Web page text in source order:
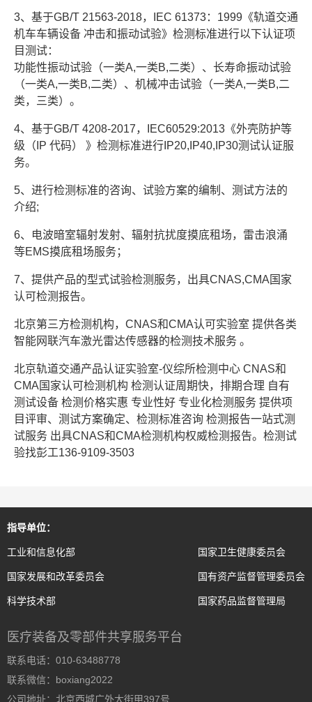
3、基于GB/T 21563-2018，IEC 61373：1999《轨道交通
机车车辆设备 冲击和振动试验》检测标准进行以下认证项
目测试：
功能性振动试验（一类A,一类B,二类）、长寿命振动试验
（一类A,一类B,二类）、机械冲击试验（一类A,一类B,二
类，三类）。
4、基于GB/T 4208-2017，IEC60529:2013《外壳防护等
级（IP 代码） 》检测标准进行IP20,IP40,IP30测试认证服
务。
5、进行检测标准的咨询、试验方案的编制、测试方法的
介绍;
6、电波暗室辐射发射、辐射抗扰度摸底租场，雷击浪涌
等EMS摸底租场服务；
7、提供产品的型式试验检测服务，出具CNAS,CMA国家
认可检测报告。
北京第三方检测机构，CNAS和CMA认可实验室 提供各类
智能网联汽车激光雷达传感器的检测技术服务 。
北京轨道交通产品认证实验室-仪综所检测中心 CNAS和
CMA国家认可检测机构 检测认证周期快，排期合理 自有
测试设备 检测价格实惠 专业性好 专业化检测服务 提供项
目评审、测试方案确定、检测标准咨询 检测报告一站式测
试服务 出具CNAS和CMA检测机构权威检测报告。检测试
验找彭工136-9109-3503
指导单位：
工业和信息化部
国家发展和改革委员会
科学技术部
国家卫生健康委员会
国有资产监督管理委员会
国家药品监督管理局
医疗装备及零部件共享服务平台
联系电话：010-63488778
联系微信：boxiang2022
公司地址：北京西城广外大街甲397号